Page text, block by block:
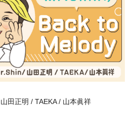
田正明 / TAEKA / 山本眞祥